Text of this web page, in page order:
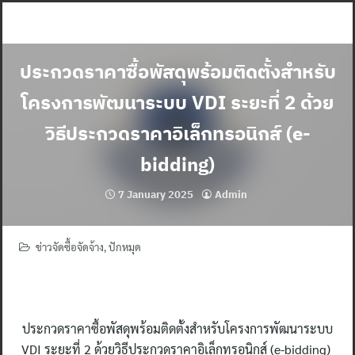
ประกวดราคาซื้อพัสดุพร้อมติดตั้งสำหรับ
โครงการพัฒนาระบบ VDI ระยะที่ 2 ด้วย
วิธีประกวดราคาอิเล็กทรอนิกส์ (e-
bidding)
7 January 2025 Admin
ข่าวจัดซื้อจัดจ้าง,ปักหมุด
ประกวดราคาซื้อพัสดุพร้อมติดตั้งสำหรับโครงการพัฒนาระบบ
VDI ระยะที่ 2 ด้วยวิธีประกวดราคาอิเล็กทรอนิกส์ (e-bidding)